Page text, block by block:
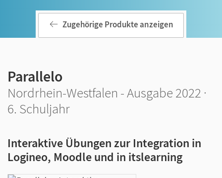
Zugehörige Produkte anzeigen
Parallelo
Nordrhein-Westfalen - Ausgabe 2022 ·
6. Schuljahr
Interaktive Übungen zur Integration in
Logineo, Moodle und in itslearning